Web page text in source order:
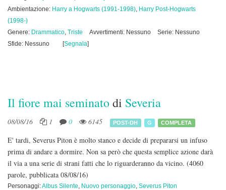
Ambientazione: Harry a Hogwarts (1991-1998), Harry Post-Hogwarts
(1998-)
Genere: Drammatico, Triste Avvertimenti: Nessuno
Serie: Nessuno
Sfide: Nessuno
[Segnala]
Il fiore mai seminatodi Severia
08/08/16 1 0 6145 POST-DH G COMPLETA
E' tardi, Severus Piton è molto stanco e decide di prepararsi un infuso
prima di andare a dormire. Non sa però che questa semplice azione darà
il via a una serie di strani fatti che lo riguarderanno da vicino. (4060
parole, pubblicata 08/08/16)
Personaggi:Albus Silente, Nuovo personaggio, Severus Piton